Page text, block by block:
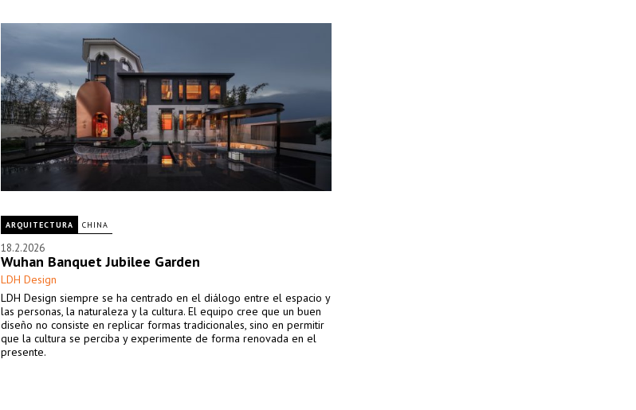
ARQUITECTURA CHINA
18.2.2026
Wuhan Banquet Jubilee Garden
LDH Design
LDH Design siempre se ha centrado en el diálogo entre el espacio y
las personas, la naturaleza y la cultura. El equipo cree que un buen
diseño no consiste en replicar formas tradicionales, sino en permitir
que la cultura se perciba y experimente de forma renovada en el
presente.